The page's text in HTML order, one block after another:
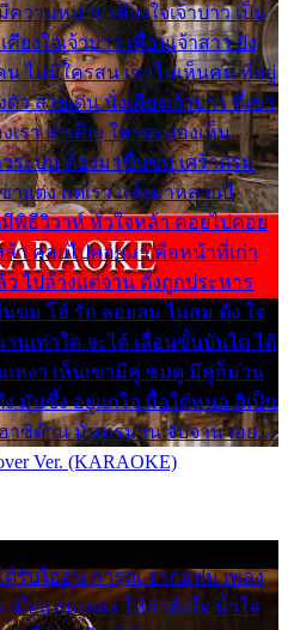
วามหมาย เคียงใจเจ้าบ่าว เป็น
งใจเจ้าบ่าว เพื่อนเจ้าสาว ยัง
ไม่มีใครสน เขาไม่เห็นคน ที่อยู่
ว สวยเด่น นั่งเคียงเจ้าบ่าว ที่เขา
เรา ลำเค็ญ ใครจะมองเห็น
ระบม ต้องมาขื่นขม เศร้าตรม
แต่ง แต่เรา แล้งมาหลายปี
พิธีวิวาห์ หัวใจหล้า คอยไปคอย
า คอยไปคอยมา คือหน้าที่เก่า
ไปล้างแต่จาน ดั่งถูกประหาร
ขม โอ้ รัก ลอยลม ไม่สม ดัง ใจ
นเท่าใด จะได้ เลื่อนขั้นบันได ได้
เหงา เห็นเขามีคู่ ซมดู มีคู่ก็ม่วน
มันซึ้ง อยู่แก่ใจ มื้อใด๋หนอ สิเป็น
ฮาซิด้าน มันทรมาน จับจาน เอย…
Ver. (KARAOKE)
รับไออุ่น การุณ จากแฟน เพลง
มื่อแฟนเพลง ให้กำลังใจ น้ำใจ